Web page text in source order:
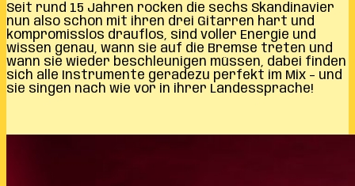
Seit rund 15 Jahren rocken die sechs Skandinavier
nun also schon mit ihren drei Gitarren hart und
kompromisslos drauflos, sind voller Energie und
wissen genau, wann sie auf die Bremse treten und
wann sie wieder beschleunigen müssen, dabei finden
sich alle Instrumente geradezu perfekt im Mix – und
sie singen nach wie vor in ihrer Landessprache!